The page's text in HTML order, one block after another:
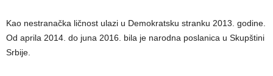
Kao nestranačka ličnost ulazi u Demokratsku stranku 2013. godine.
Od aprila 2014. do juna 2016. bila je narodna poslanica u Skupštini
Srbije.